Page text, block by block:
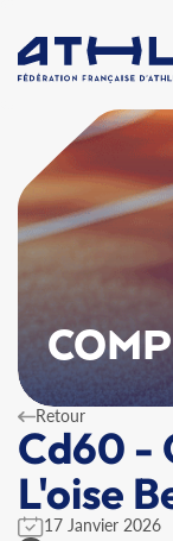
Retour
Cd60 -
L'oise
17 Janvier 2026